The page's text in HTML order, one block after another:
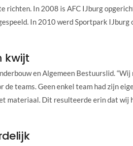
richten. In 2008 is AFC IJburg
In 2010 werd Sportpark IJburg
kwijt
en Algemeen Bestuurslid.
teams. Geen enkel team had zijn
materiaal. Dit resulteerde erin dat wij